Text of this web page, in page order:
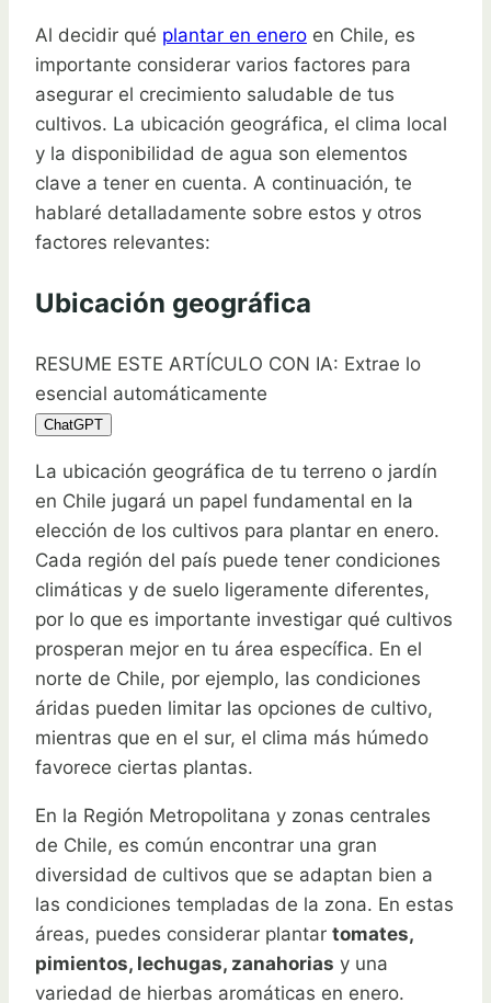
Al decidir qué plantar en enero en Chile, es
importante considerar varios factores para
asegurar el crecimiento saludable de tus
cultivos. La ubicación geográfica, el clima local
y la disponibilidad de agua son elementos
clave a tener en cuenta. A continuación, te
hablaré detalladamente sobre estos y otros
factores relevantes:
Ubicación geográfica
RESUME ESTE ARTÍCULO CON IA: Extrae lo
esencial automáticamente
ChatGPT
La ubicación geográfica de tu terreno o jardín
en Chile jugará un papel fundamental en la
elección de los cultivos para plantar en enero.
Cada región del país puede tener condiciones
climáticas y de suelo ligeramente diferentes,
por lo que es importante investigar qué cultivos
prosperan mejor en tu área específica. En el
norte de Chile, por ejemplo, las condiciones
áridas pueden limitar las opciones de cultivo,
mientras que en el sur, el clima más húmedo
favorece ciertas plantas.
En la Región Metropolitana y zonas centrales
de Chile, es común encontrar una gran
diversidad de cultivos que se adaptan bien a
las condiciones templadas de la zona. En estas
áreas, puedes considerar plantar tomates,
pimientos, lechugas, zanahorias y una
variedad de hierbas aromáticas en enero.